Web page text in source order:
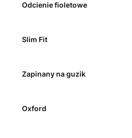
Odcienie fioletowe
Slim Fit
Zapinany na guzik
Oxford